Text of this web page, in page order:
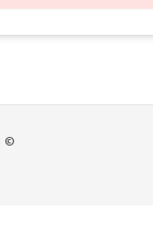
© 2025 - تحليل المباراة. جميع البيانات مستندة إلى التقرير الرسمي بعد المباراة.